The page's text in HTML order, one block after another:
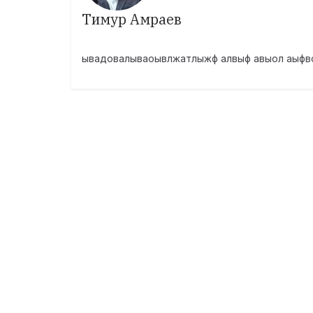
Тимур Амраев
ывадовалываоывлжатлыжф алвыф авыол